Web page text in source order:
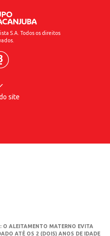
S.A. Todos os direitos
O ALEITAMENTO MATERNO EVITA
ATÉ OS 2 (DOIS) ANOS DE IDADE
site